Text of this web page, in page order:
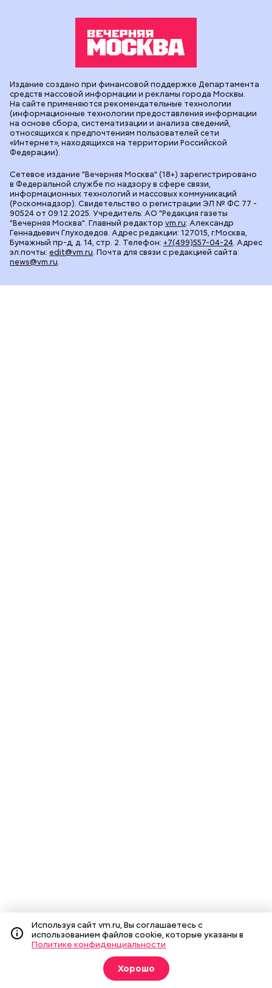
Сетевое издание "Вечерняя Москва" (18+) зарегистрировано
в Федеральной службе по надзору в сфере связи,
информационных технологий и массовых коммуникаций
(Роскомнадзор). Свидетельство о регистрации ЭЛ № ФС 77 -
90524 от 09.12.2025. Учредитель: АО "Редакция газеты
"Вечерняя Москва". Главный редактор vm.ru: Александр
Геннадьевич Глуходедов. Адрес редакции: 127015, г.Москва,
Бумажный пр-д, д. 14, стр. 2. Телефон: +7(499)557-04-24. Адрес
эл.почты: edit@vm.ru. Почта для связи с редакцией сайта:
news@vm.ru.
Издание создано при финансовой поддержке Департамента
средств массовой информации и рекламы города Москвы.
На сайте применяются рекомендательные технологии
(информационные технологии предоставления информации
на основе сбора, систематизации и анализа сведений,
относящихся к предпочтениям пользователей сети
«Интернет», находящихся на территории Российской
Федерации).
Используя сайт vm.ru, Вы соглашаетесь с
использованием файлов cookie, которые указаны в
Политике конфиденциальности
Хорошо